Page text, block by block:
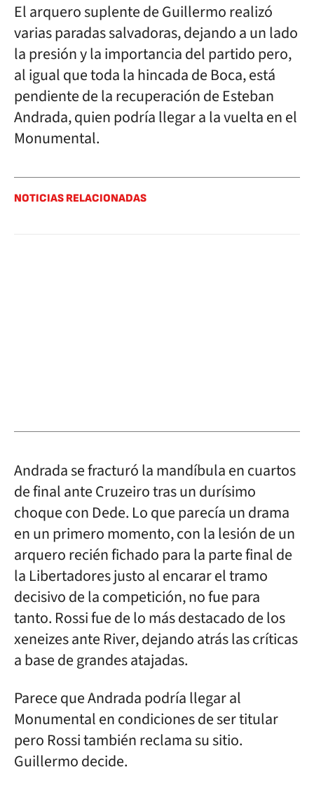
El arquero suplente de Guillermo realizó
varias paradas salvadoras, dejando a un lado
la presión y la importancia del partido pero,
al igual que toda la hincada de Boca, está
pendiente de la recuperación de Esteban
Andrada, quien podría llegar a la vuelta en el
Monumental.
NOTICIAS RELACIONADAS
Andrada se fracturó la mandíbula en cuartos
de final ante Cruzeiro tras un durísimo
choque con Dede. Lo que parecía un drama
en un primero momento, con la lesión de un
arquero recién fichado para la parte final de
la Libertadores justo al encarar el tramo
decisivo de la competición, no fue para
tanto. Rossi fue de lo más destacado de los
xeneizes ante River, dejando atrás las críticas
a base de grandes atajadas.
Parece que Andrada podría llegar al
Monumental en condiciones de ser titular
pero Rossi también reclama su sitio.
Guillermo decide.